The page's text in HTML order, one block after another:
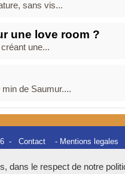
sans vis...
une love room ?
une...
de Saumur....
- Contact - Mentions legales
dans le respect de notre